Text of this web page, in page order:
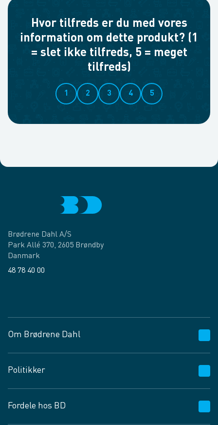
Hvor tilfreds er du med vores
information om dette produkt? (1
= slet ikke tilfreds, 5 = meget
tilfreds)
1 2 3 4 5
Brødrene Dahl A/S
Park Allé 370, 2605 Brøndby
Danmark
48 78 40 00
Om Brødrene Dahl
Vagttelefon 30 10 89 89
Spørgsmål og svar
Job og karriere
Politikker
Privatlivspolitik
Fordele hos BD